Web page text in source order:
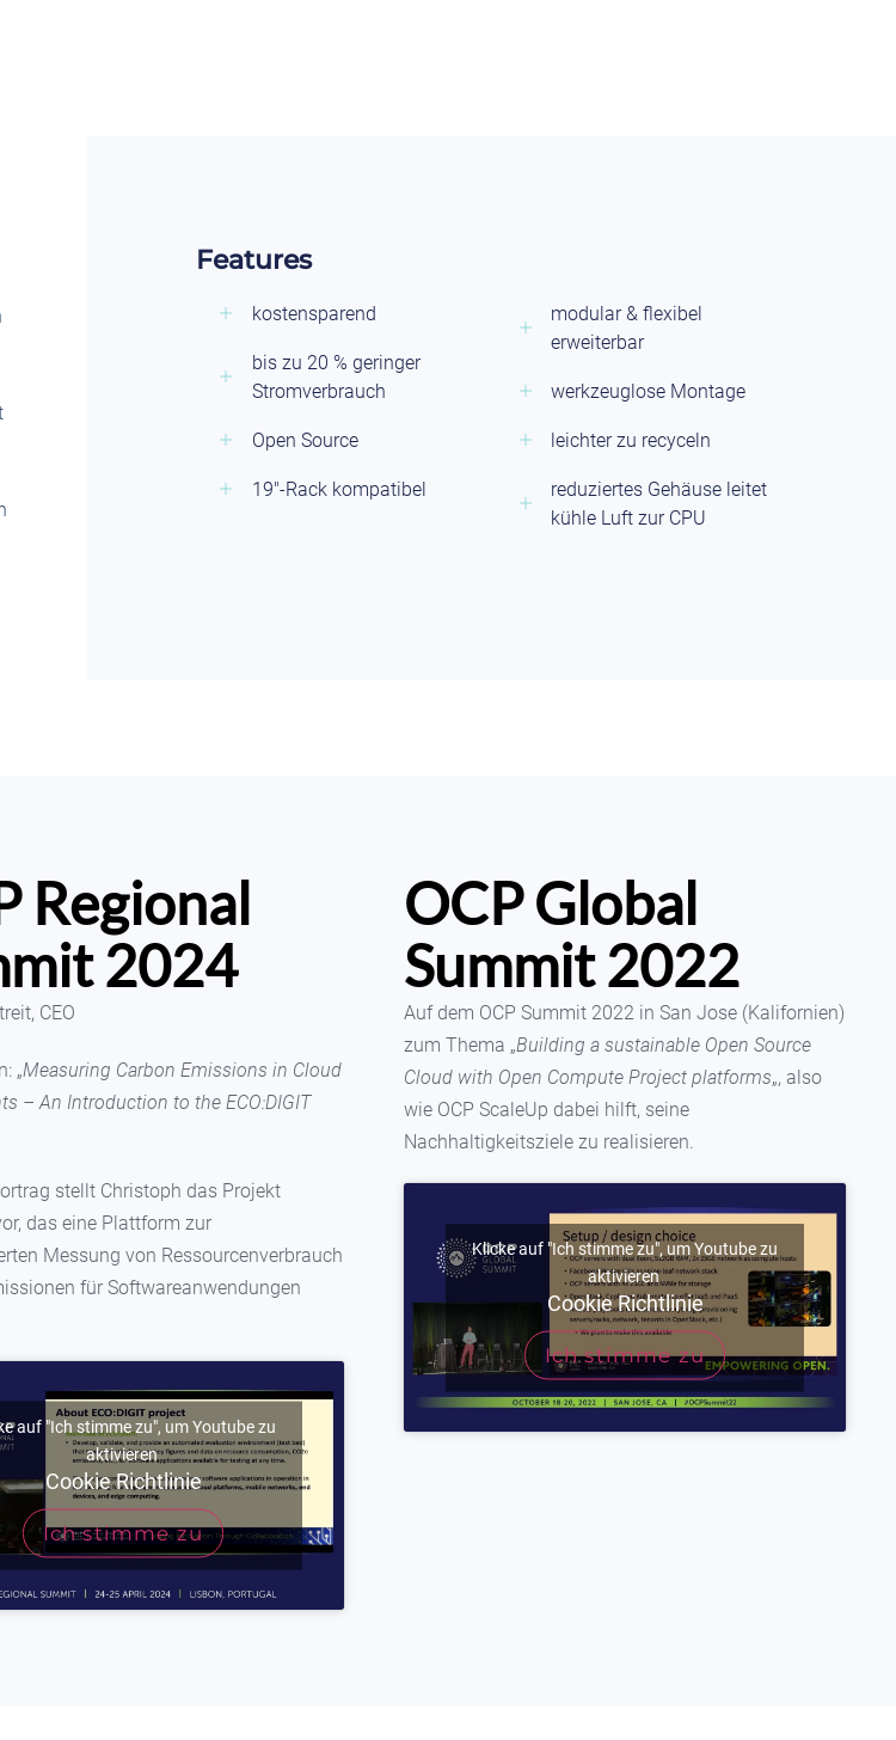
Features
kostensparend
bis zu 20 % geringer
Stromverbrauch
Open Source
19"-Rack kompatibel
modular & flexibel
erweiterbar
werkzeuglose Montage
leichter zu recyceln
reduziertes Gehäuse leitet
kühle Luft zur CPU
OCP Global
Summit 2022
Auf dem OCP Summit 2022 in San Jose (Kalifornien)
zum Thema „Building a sustainable Open Source
Cloud with Open Compute Project platforms„, also
wie OCP ScaleUp dabei hilft, seine
Nachhaltigkeitsziele zu realisieren.
Klicke auf "Ich stimme zu", um Youtube zu
aktivieren
Cookie Richtlinie
Ich stimme zu
Regional
2024
CEO
„Measuring Carbon Emissions in Cloud
– An Introduction to the ECO:DIGIT
stellt Christoph das Projekt
das eine Plattform zur
Messung von Ressourcenverbrauch
für Softwareanwendungen
auf "Ich stimme zu", um Youtube zu
aktivieren
Cookie Richtlinie
Ich stimme zu